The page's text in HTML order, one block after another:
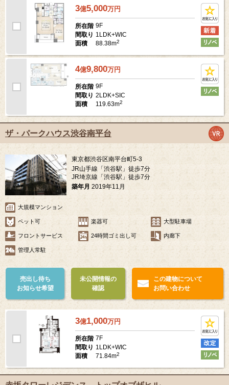
3億5,000万円
所在階 9F
間取り 1LDK+WIC
面積
88.38m2
4億9,800万円
所在階 9F
間取り 2LDK+SIC
面積
119.63m2
ザ・パークハウス渋谷南平台
東京都渋谷区南平台町5-3
JR山手線「渋谷駅」徒歩7分
JR埼京線「渋谷駅」徒歩7分
築年月 2019年11月
大規模マンション
ペット可 楽器可 大型駐車場
フロントサービス 24時間ゴミ出し可 内廊下
管理人常駐
売出し待ち
お知らせ希望
未公開情報の
確認
この建物について
お問い合わせ
3億1,000万円
所在階 7F
間取り 1LDK+WIC
面積
71.84m2